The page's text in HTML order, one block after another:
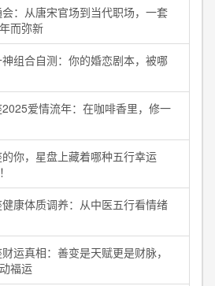
会：从唐宋官场到当代职场，一套
而弥新
神组合自测：你的婚恋剧本，被哪
2025爱情流年：在咖啡香里，修一
的你，星盘上藏着哪种五行幸运
健康体质调养：从中医五行看情绪
运真相：善变是天赋更是财脉，
福运